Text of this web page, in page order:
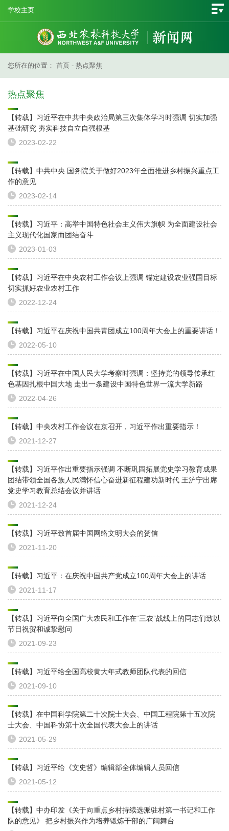
学校主页
您所在的位置： 首页 - 热点聚焦
热点聚焦
【转载】习近平在中共中央政治局第三次集体学习时强调 切实加强
基础研究 夯实科技自立自强根基
2023-02-22
【转载】中共中央 国务院关于做好2023年全面推进乡村振兴重点工
作的意见
2023-02-14
【转载】习近平：高举中国特色社会主义伟大旗帜 为全面建设社会
主义现代化国家而团结奋斗
2023-01-03
【转载】习近平在中央农村工作会议上强调 锚定建设农业强国目标
切实抓好农业农村工作
2022-12-24
【转载】习近平在庆祝中国共青团成立100周年大会上的重要讲话！
2022-05-10
【转载】习近平在中国人民大学考察时强调：坚持党的领导传承红
色基因扎根中国大地 走出一条建设中国特色世界一流大学新路
2022-04-26
【转载】中央农村工作会议在京召开，习近平作出重要指示！
2021-12-27
【转载】习近平作出重要指示强调 不断巩固拓展党史学习教育成果
团结带领全国各族人民满怀信心奋进新征程建功新时代 王沪宁出席
党史学习教育总结会议并讲话
2021-12-24
【转载】习近平致首届中国网络文明大会的贺信
2021-11-20
【转载】习近平：在庆祝中国共产党成立100周年大会上的讲话
2021-11-17
【转载】习近平向全国广大农民和工作在“三农”战线上的同志们致以
节日祝贺和诚挚慰问
2021-09-23
【转载】习近平给全国高校黄大年式教师团队代表的回信
2021-09-10
【转载】在中国科学院第二十次院士大会、中国工程院第十五次院
士大会、中国科协第十次全国代表大会上的讲话
2021-05-29
【转载】习近平给《文史哲》编辑部全体编辑人员回信
2021-05-12
【转载】中办印发《关于向重点乡村持续选派驻村第一书记和工作
队的意见》 把乡村振兴作为培养锻炼干部的广阔舞台